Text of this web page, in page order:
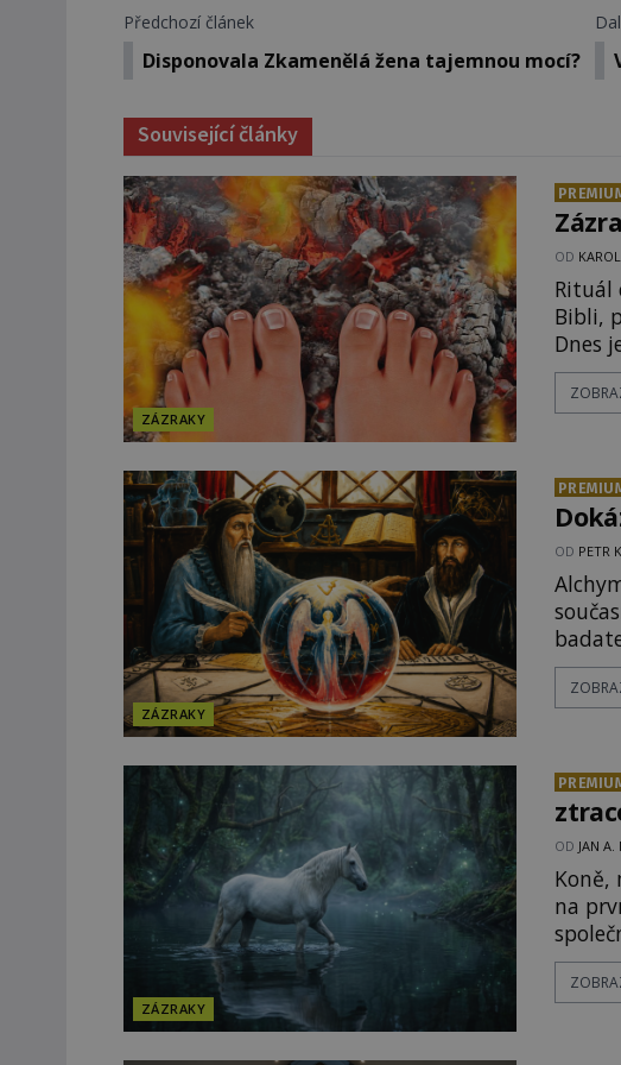
Předchozí článek
Disponovala Zkamenělá žena tajemnou mocí?
Související články
ZÁZRAKY
OD
Rituál
Bibli,
Dnes
proč
ZÁZRAKY
OD PETR
ZÁZRAKY
OD JAN A.
Koně,
na